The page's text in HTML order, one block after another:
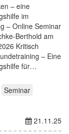
– eine
im
– Online Seminar
Berthold am
Kritisch
– Eine
für…
Seminar
21.11.25